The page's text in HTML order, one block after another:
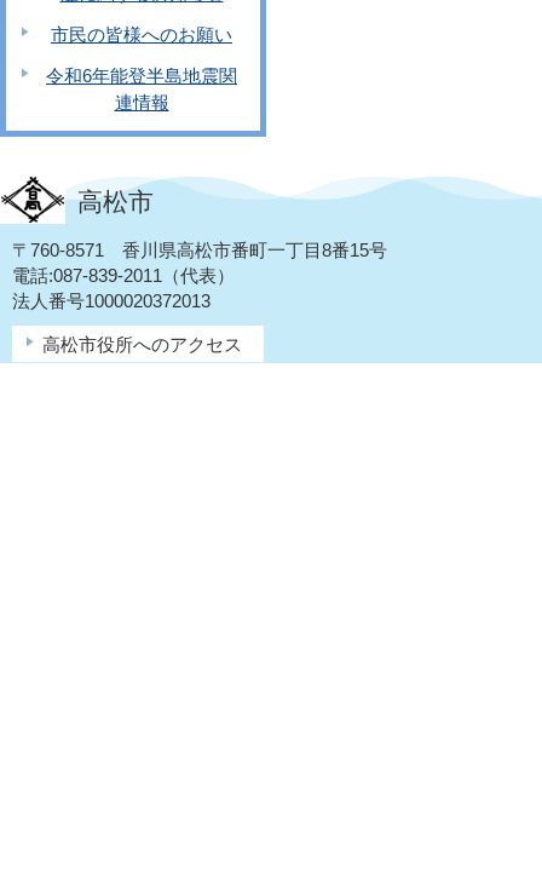
市民の皆様へのお願い
令和6年能登半島地震関
連情報
高松市
〒760-8571 香川県高松市番町一丁目8番15号
電話:087-839-2011（代表）
法人番号1000020372013
高松市役所へのアクセス